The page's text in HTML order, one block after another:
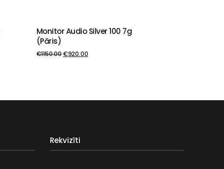
PIEVIENOT GROZAM
Monitor Audio Silver 100 7g
(pāris)
€1150.00€920.00
Rekvizīti